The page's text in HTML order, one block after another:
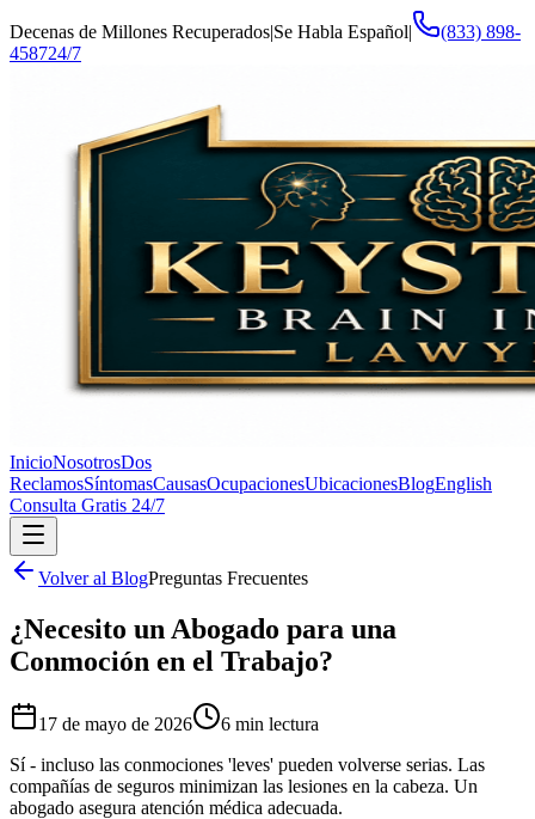
Decenas de Millones Recuperados|Se Habla Español|
(833) 898-
458724/7
InicioNosotrosDos
ReclamosSíntomasCausasOcupacionesUbicacionesBlogEnglish
Consulta Gratis 24/7
Volver al BlogPreguntas Frecuentes
¿Necesito un Abogado para una
Conmoción en el Trabajo?
17 de mayo de 2026 6 min lectura
Sí - incluso las conmociones 'leves' pueden volverse serias. Las
compañías de seguros minimizan las lesiones en la cabeza. Un
abogado asegura atención médica adecuada.